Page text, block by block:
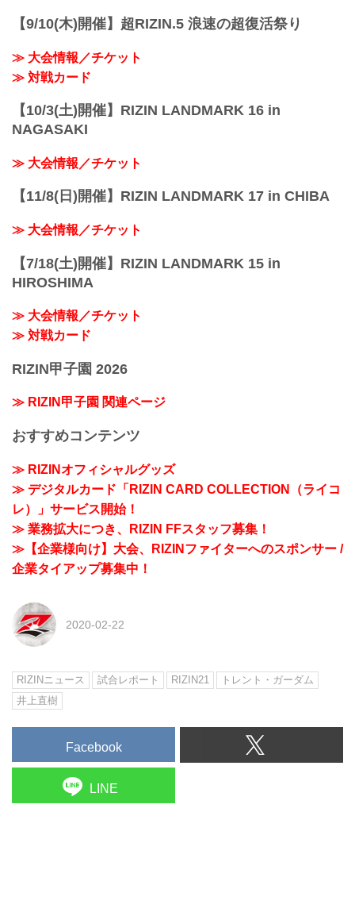
【9/10(木)開催】超RIZIN.5 浪速の超復活祭り
≫ 大会情報／チケット
≫ 対戦カード
【10/3(土)開催】RIZIN LANDMARK 16 in
NAGASAKI
≫ 大会情報／チケット
【11/8(日)開催】RIZIN LANDMARK 17 in CHIBA
≫ 大会情報／チケット
【7/18(土)開催】RIZIN LANDMARK 15 in
HIROSHIMA
≫ 大会情報／チケット
≫ 対戦カード
RIZIN甲子園 2026
≫ RIZIN甲子園 関連ページ
おすすめコンテンツ
≫ RIZINオフィシャルグッズ
≫ デジタルカード「RIZIN CARD COLLECTION（ライコ
レ）」サービス開始！
≫ 業務拡大につき、RIZIN FFスタッフ募集！
≫【企業様向け】大会、RIZINファイターへのスポンサー /
企業タイアップ募集中！
2020-02-22
RIZINニュース 試合レポート RIZIN21
トレント・ガーダム
井上直樹
Facebook
LINE